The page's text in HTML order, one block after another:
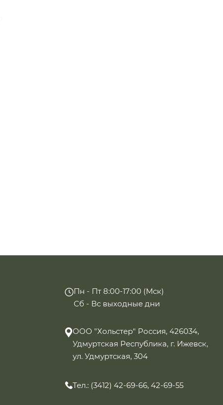
Пн - Пт 8:00-17:00 (Мск)
Сб - Вс выходные дни
ООО "Хольстер" Россия, 426034,
Удмуртская Республика, г. Ижевск,
ул. Удмуртская, 304
Тел.: (3412) 42-69-66, 42-69-55